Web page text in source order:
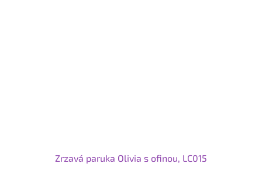
Zrzavá paruka Olivia s ofinou, LC015